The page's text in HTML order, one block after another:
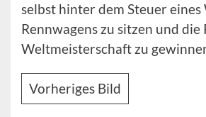
selbst hinter dem Steuer eines
Rennwagens zu sitzen und die
Weltmeisterschaft zu
Vorheriges Bild